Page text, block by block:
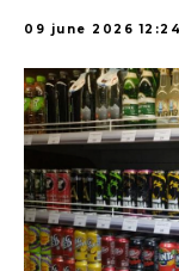
09 june 2026 12:24